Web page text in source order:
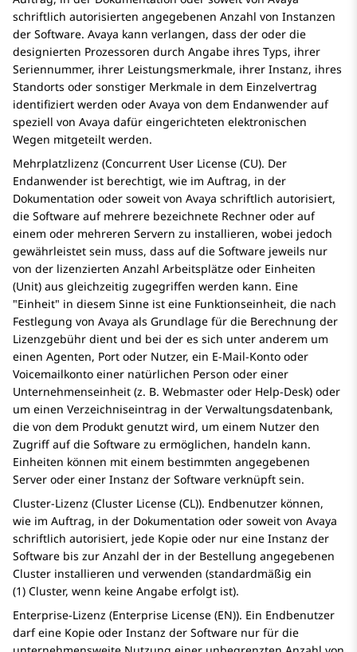
schriftlich autorisierten angegebenen Anzahl von Instanzen
der Software. Avaya kann verlangen, dass der oder die
designierten Prozessoren durch Angabe ihres Typs, ihrer
Seriennummer, ihrer Leistungsmerkmale, ihrer Instanz, ihres
Standorts oder sonstiger Merkmale in dem Einzelvertrag
identifiziert werden oder Avaya von dem Endanwender auf
speziell von Avaya dafür eingerichteten elektronischen
Wegen mitgeteilt werden.
Mehrplatzlizenz (Concurrent User License (CU). Der
Endanwender ist berechtigt, wie im Auftrag, in der
Dokumentation oder soweit von Avaya schriftlich autorisiert,
die Software auf mehrere bezeichnete Rechner oder auf
einem oder mehreren Servern zu installieren, wobei jedoch
gewährleistet sein muss, dass auf die Software jeweils nur
von der lizenzierten Anzahl Arbeitsplätze oder Einheiten
(Unit) aus gleichzeitig zugegriffen werden kann. Eine
Einheit in diesem Sinne ist eine Funktionseinheit, die nach
Festlegung von Avaya als Grundlage für die Berechnung der
Lizenzgebühr dient und bei der es sich unter anderem um
einen Agenten, Port oder Nutzer, ein E-Mail-Konto oder
Voicemailkonto einer natürlichen Person oder einer
Unternehmenseinheit (z. B. Webmaster oder Help-Desk) oder
um einen Verzeichniseintrag in der Verwaltungsdatenbank,
die von dem Produkt genutzt wird, um einem Nutzer den
Zugriff auf die Software zu ermöglichen, handeln kann.
Einheiten können mit einem bestimmten angegebenen
Server oder einer Instanz der Software verknüpft sein.
Cluster-Lizenz (Cluster License (CL)). Endbenutzer können,
wie im Auftrag, in der Dokumentation oder soweit von Avaya
schriftlich autorisiert, jede Kopie oder nur eine Instanz der
Software bis zur Anzahl der in der Bestellung angegebenen
Cluster installieren und verwenden (standardmäßig ein
(1) Cluster, wenn keine Angabe erfolgt ist).
Enterprise-Lizenz (Enterprise License (EN)). Ein Endbenutzer
darf eine Kopie oder Instanz der Software nur für die